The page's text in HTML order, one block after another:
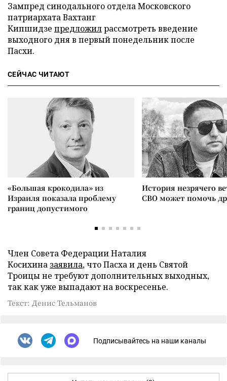
Зампред синодального отдела Московского
патриархата Вахтанг
Кипшидзе предложилрассмотреть введение
выходного дня в первый понедельник после
Пасхи.
СЕЙЧАС ЧИТАЮТ
«Большая крокодила» из
Израиля показала проблему
границ допустимого
История незрячего
СВО может помочь
Член Совета Федерации Наталия
Косихина заявила, что Пасха и день Святой
Троицы не требуют дополнительных выходных,
так как уже выпадают на воскресенье.
Текст: Денис Тельманов
Подписывайтесь на наши каналы